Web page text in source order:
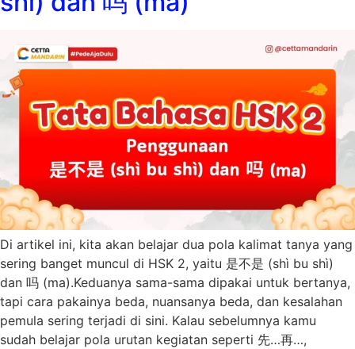
Di artikel ini, kita akan belajar dua pola kalimat tanya yang
sering banget muncul di HSK 2, yaitu 是不是 (shì bu shì)
dan 吗 (ma).Keduanya sama-sama dipakai untuk bertanya,
tapi cara pakainya beda, nuansanya beda, dan kesalahan
pemula sering terjadi di sini. Kalau sebelumnya kamu
sudah belajar pola urutan kegiatan seperti 先…再…,